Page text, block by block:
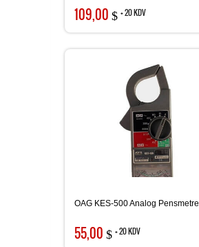
109,00 $ + 20 KDV
OAG KES-500 Analog Pensmetre
55,00 $ + 20 KDV